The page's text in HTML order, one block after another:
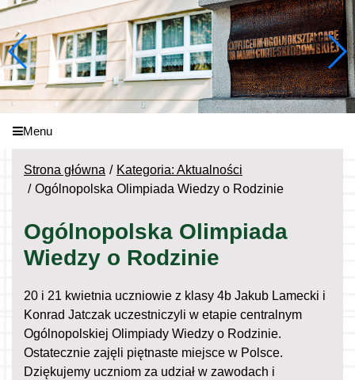
Menu
Strona główna
Kategoria: Aktualności
Ogólnopolska Olimpiada Wiedzy o Rodzinie
Ogólnopolska Olimpiada
Wiedzy o Rodzinie
20 i 21 kwietnia uczniowie z klasy 4b Jakub Lamecki i
Konrad Jatczak uczestniczyli w etapie centralnym
Ogólnopolskiej Olimpiady Wiedzy o Rodzinie.
Ostatecznie zajęli piętnaste miejsce w Polsce.
Dziękujemy uczniom za udział w zawodach i